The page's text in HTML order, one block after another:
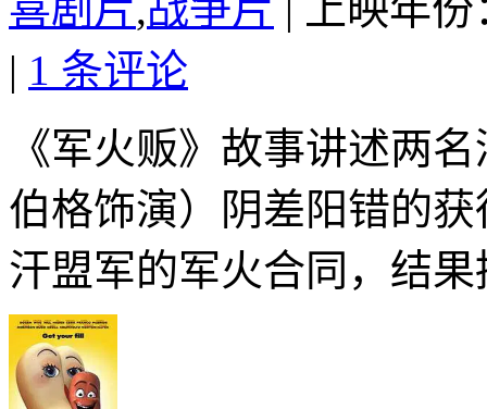
喜剧片,战争片
上映年
| 1 条评论
《军火贩》故事讲述两
伯格饰演）阴差阳错的
汗盟军的军火合同，结